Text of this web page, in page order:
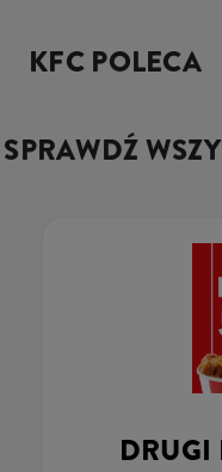
KFC POLECA
SPRAWDŹ
DRUGI